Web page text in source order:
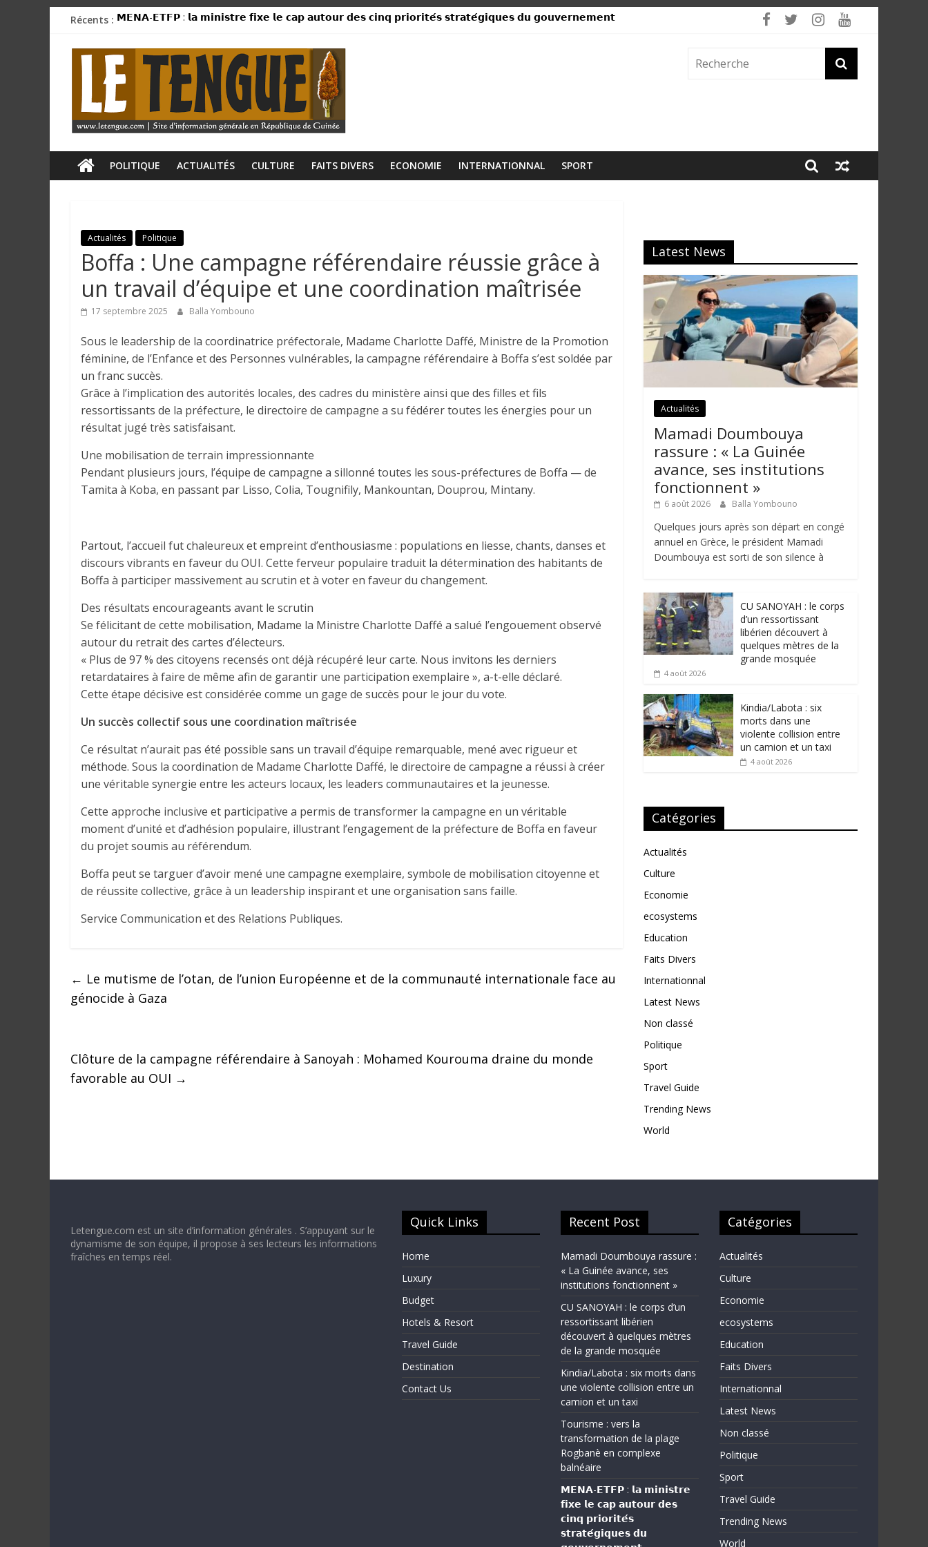
Passer
contenu
Récents : 𝗠𝗘𝗡𝗔-𝗘𝗧𝗙𝗣 : 𝗹𝗮 𝗺𝗶𝗻𝗶𝘀𝘁𝗿𝗲 𝗳𝗶𝘅𝗲 𝗹𝗲 𝗰𝗮𝗽 𝗮𝘂𝘁𝗼𝘂𝗿 𝗱𝗲𝘀 𝗰𝗶𝗻𝗾 𝗽𝗿𝗶𝗼𝗿𝗶𝘁𝗲́𝘀 𝘀𝘁𝗿𝗮𝘁𝗲́𝗴𝗶𝗾𝘂𝗲𝘀 𝗱𝘂 𝗴𝗼𝘂𝘃𝗲𝗿𝗻𝗲𝗺𝗲𝗻𝘁
CU SANOYAH : le corps d’un ressortissant libérien découvert à quelques mètres de la grande mosquée
Kindia/Labota : six morts dans une violente collision entre un camion et un taxi
Tourisme : vers la transformation de la plage Rogbanè en complexe balnéaire
L
e
T
e
g
u
e
e
n
d
e
POLITIQUE ACTUALITÉS CULTURE FAITS DIVERS ECONOMIE INTERNATIONNAL SPORT
Actualités Politique
Boffa : Une campagne référendaire réussie grâce à
un travail d’équipe et une coordination maîtrisée
17 septembre 2025 Balla Yombouno
Sous le leadership de la coordinatrice préfectorale, Madame Charlotte Daffé, Ministre de la Promotion
féminine, de l’Enfance et des Personnes vulnérables, la campagne référendaire à Boffa s’est soldée par
un franc succès.
Grâce à l’implication des autorités locales, des cadres du ministère ainsi que des filles et fils
ressortissants de la préfecture, le directoire de campagne a su fédérer toutes les énergies pour un
résultat jugé très satisfaisant.
Une mobilisation de terrain impressionnante
Pendant plusieurs jours, l’équipe de campagne a sillonné toutes les sous-préfectures de Boffa — de
Tamita à Koba, en passant par Lisso, Colia, Tougnifily, Mankountan, Douprou, Mintany.
Partout, l’accueil fut chaleureux et empreint d’enthousiasme : populations en liesse, chants, danses et
discours vibrants en faveur du OUI. Cette ferveur populaire traduit la détermination des habitants de
Boffa à participer massivement au scrutin et à voter en faveur du changement.
Des résultats encourageants avant le scrutin
Se félicitant de cette mobilisation, Madame la Ministre Charlotte Daffé a salué l’engouement observé
autour du retrait des cartes d’électeurs.
« Plus de 97 % des citoyens recensés ont déjà récupéré leur carte. Nous invitons les derniers
retardataires à faire de même afin de garantir une participation exemplaire », a-t-elle déclaré.
Cette étape décisive est considérée comme un gage de succès pour le jour du vote.
Un succès collectif sous une coordination maîtrisée
Ce résultat n’aurait pas été possible sans un travail d’équipe remarquable, mené avec rigueur et
méthode. Sous la coordination de Madame Charlotte Daffé, le directoire de campagne a réussi à créer
une véritable synergie entre les acteurs locaux, les leaders communautaires et la jeunesse.
Cette approche inclusive et participative a permis de transformer la campagne en un véritable
moment d’unité et d’adhésion populaire, illustrant l’engagement de la préfecture de Boffa en faveur
du projet soumis au référendum.
Boffa peut se targuer d’avoir mené une campagne exemplaire, symbole de mobilisation citoyenne et
de réussite collective, grâce à un leadership inspirant et une organisation sans faille.
Service Communication et des Relations Publiques.
← Le mutisme de l’otan, de l’union Européenne et de la communauté internationale face au
génocide à Gaza
Clôture de la campagne référendaire à Sanoyah : Mohamed Kourouma draine du monde
favorable au OUI →
Latest News
Actualités
Mamadi Doumbouya
rassure : « La Guinée
avance, ses institutions
fonctionnent »
6 août 2026 Balla Yombouno
Quelques jours après son départ en congé
annuel en Grèce, le président Mamadi
Doumbouya est sorti de son silence à
CU SANOYAH : le corps
d’un ressortissant
libérien découvert à
quelques mètres de la
grande mosquée
4 août 2026
Kindia/Labota : six
morts dans une
violente collision entre
un camion et un taxi
4 août 2026
Catégories
Actualités
Culture
Economie
ecosystems
Education
Faits Divers
Internationnal
Latest News
Non classé
Politique
Sport
Travel Guide
Trending News
World
Letengue.com est un site d’information générales . S’appuyant sur le
dynamisme de son équipe, il propose à ses lecteurs les informations
fraîches en temps réel.
Quick Links
Home
Luxury
Budget
Hotels & Resort
Travel Guide
Destination
Contact Us
Recent Post
Mamadi Doumbouya rassure :
« La Guinée avance, ses
institutions fonctionnent »
CU SANOYAH : le corps d’un
ressortissant libérien
découvert à quelques mètres
de la grande mosquée
Kindia/Labota : six morts dans
une violente collision entre un
camion et un taxi
Tourisme : vers la
transformation de la plage
Rogbanè en complexe
balnéaire
𝗠𝗘𝗡𝗔-𝗘𝗧𝗙𝗣 : 𝗹𝗮 𝗺𝗶𝗻𝗶𝘀𝘁𝗿𝗲
𝗳𝗶𝘅𝗲 𝗹𝗲 𝗰𝗮𝗽 𝗮𝘂𝘁𝗼𝘂𝗿 𝗱𝗲𝘀
𝗰𝗶𝗻𝗾 𝗽𝗿𝗶𝗼𝗿𝗶𝘁𝗲́𝘀
𝘀𝘁𝗿𝗮𝘁𝗲́𝗴𝗶𝗾𝘂𝗲𝘀 𝗱𝘂
Catégories
Actualités
Culture
Economie
ecosystems
Education
Faits Divers
Internationnal
Latest News
Non classé
Politique
Sport
Travel Guide
Trending News
World